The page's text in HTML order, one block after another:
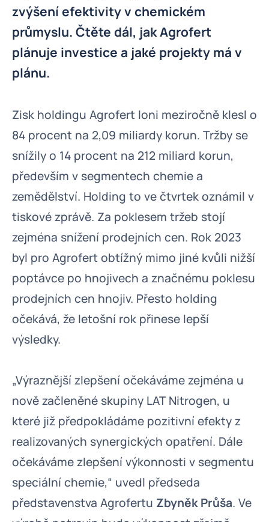
zvýšení efektivity v chemickém
průmyslu. Čtěte dál, jak Agrofert
plánuje investice a jaké projekty má v
plánu.
Zisk holdingu Agrofert loni meziročně klesl o
84 procent na 2,09 miliardy korun. Tržby se
snížily o 14 procent na 212 miliard korun,
především v segmentech chemie a
zemědělství. Holding to ve čtvrtek oznámil v
tiskové zprávě. Za poklesem tržeb stojí
zejména snížení prodejních cen. Rok 2023
byl pro Agrofert obtížný mimo jiné kvůli nižší
poptávce po hnojivech a značnému poklesu
prodejních cen hnojiv. Přesto holding
očekává, že letošní rok přinese lepší
výsledky.
„Výraznější zlepšení očekáváme zejména u
nově začleněné skupiny LAT Nitrogen, u
které již předpokládáme pozitivní efekty z
realizovaných synergických opatření. Dále
očekáváme zlepšení výkonnosti v segmentu
speciální chemie,“ uvedl předseda
představenstva Agrofertu Zbyněk Průša. Ve